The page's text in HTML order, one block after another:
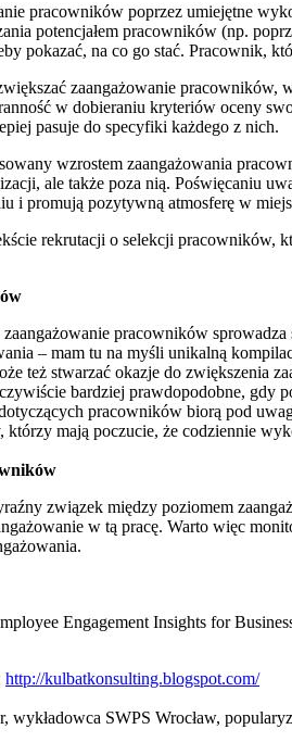
pracowników poprzez umiejętne
potencjałem pracowników (np.
pokazać, na co go stać. Pracownik,
zaangażowanie
w dobieraniu kryteriów oceny
pasuje do specyfiki każdego z nich.
wzrostem zaangażowania
ale także poza nią. Poświęcaniu
i promują pozytywną atmosferę w
rekrutacji o selekcji pracowników,
pracowników
– mam tu na myśli unikalną
też stwarzać okazje do zwiększenia
bardziej prawdopodobne, gdy
pracowników biorą pod
mają poczucie, że codziennie
związek między poziomem
w tą pracę. Warto więc
Engagement Insights for
http://kulbatkonsulting.blogspot.com/
wykładowca SWPS Wrocław,